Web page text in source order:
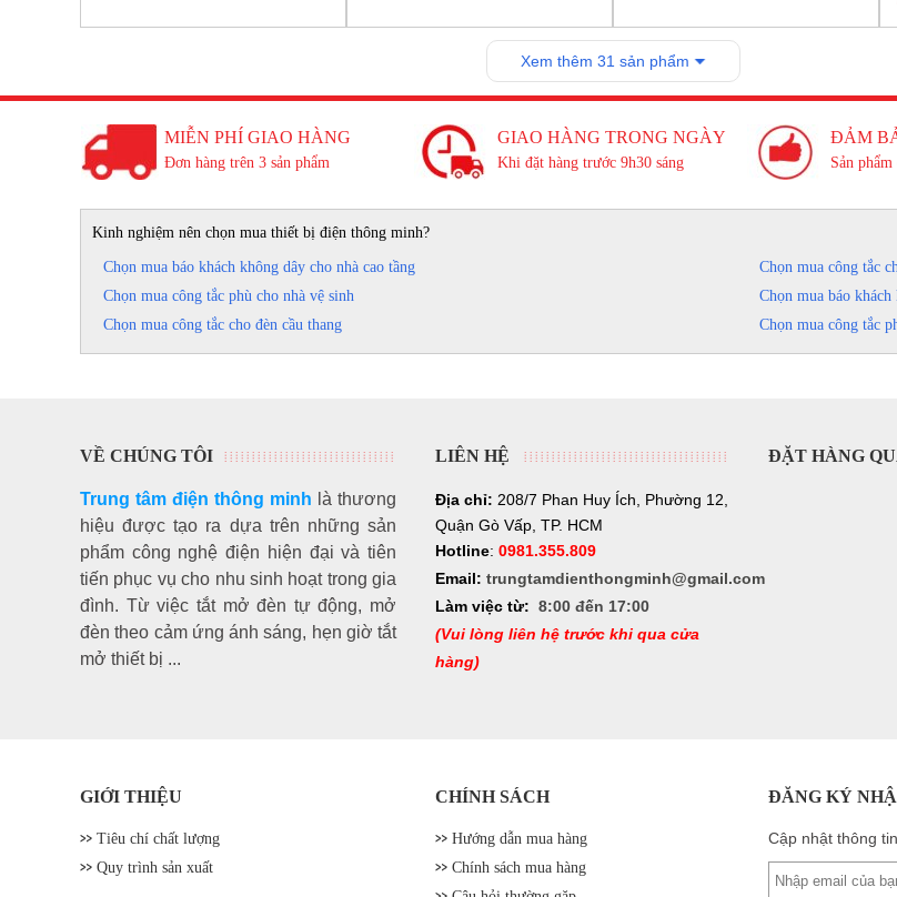
Xem thêm 31 sản phẩm
MIỄN PHÍ GIAO HÀNG
Đơn hàng trên 3 sản phẩm
GIAO HÀNG TRONG NGÀY
Khi đặt hàng trước 9h30 sáng
ĐẢM
Sản
Kinh nghiệm nên chọn mua thiết bị điện thông minh?
Chọn mua báo khách không dây cho nhà cao tầng
Chọn mua công tắc
Chọn mua công tắc phù cho nhà vệ sinh
Chọn mua báo
Chọn mua công tắc cho đèn cầu thang
Chọn mua công tắc
VỀ CHÚNG TÔI
Trung tâm điện thông minh là thương
hiệuđược tạo ra dựa trên những sản
phẩm công nghệ điện hiện đại và tiên
tiến phục vụ cho nhu sinh hoạt trong gia
đình. Từ việc tắt mở đèn tự động, mở
đèn theo cảm ứng ánh sáng, hẹn giờ tắt
mở thiết bị ...
LIÊN HỆ
Địa chỉ: 208/7 Phan Huy Ích, Phường 12,
Quận Gò Vấp, TP. HCM
Hotline: 0981.355.809
Email: trungtamdienthongminh@gmail.com
Làm việc từ: 8:00 đến 17:00
(Vui lòng liên hệ trước khi qua cửa
hàng)
ĐẶT HÀNG
GIỚI THIỆU
Tiêu chí chất lượng
Quy trình sản xuất
CHÍNH SÁCH
Hướng dẫn mua hàng
Chính sách mua hàng
ĐĂNG KÝ
Cập nhật thông